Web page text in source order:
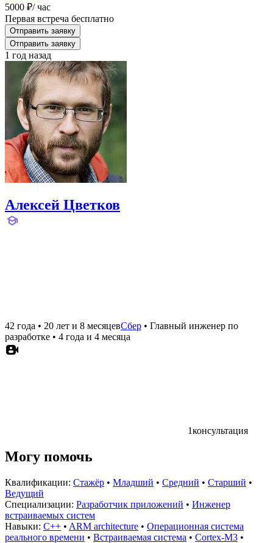
5000 ₽/ час
Первая встреча бесплатно
Отправить заявку
Отправить заявку
1 год назад
Алексей Цветков
42 года • 20 лет и 8 месяцевСбер • Главный инженер по
разработке • 4 года и 4 месяца
1консультация
Могу помочь
Квалификации: Стажёр • Младший • Средний • Старший •
Ведущий
Специализации: Разработчик приложений • Инженер
встраиваемых систем
Навыки: C++ • ARM architecture • Операционная система
реального времени • Встраиваемая система • Cortex-M3 •